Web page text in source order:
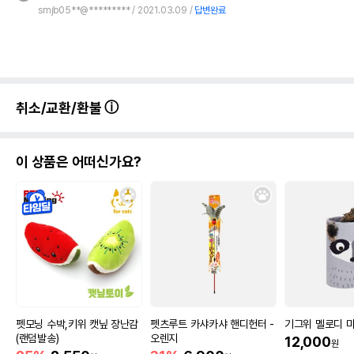
smjb05**@********* 2021.03.09 답변완료
취소/교환/환불
이 상품은 어떠신가요?
펫모닝 수박,키위 캣닢 장난감
(랜덤발송)
펫츠루트 카샤카샤 핸디헌터 -
오렌지
기그위 멜로디
12,000원